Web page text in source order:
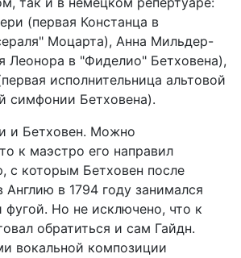
(первая Констанца в
Моцарта), Анна Мильдер-
Леонора в "Фиделио" Бетховена),
исполнительница альтовой
симфонии Бетховена).
и Бетховен. Можно
к маэстро его направил
с которым Бетховен после
Англию в 1794 году занимался
фугой. Но не исключено, что к
обратиться и сам Гайдн.
вокальной композиции